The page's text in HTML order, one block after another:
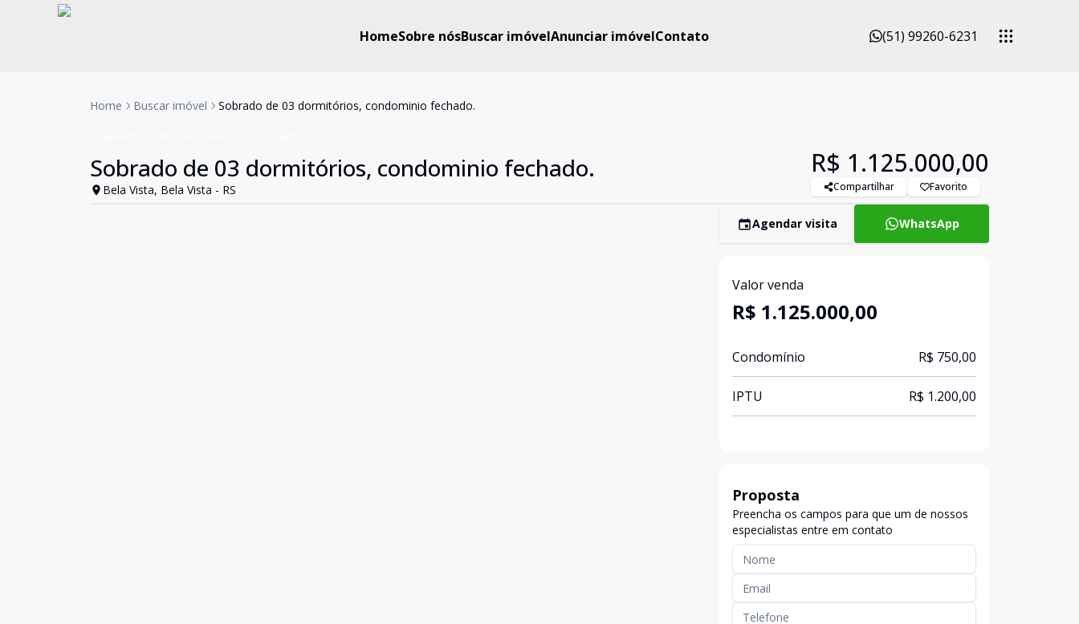
HomeSobre nósBuscar imóvelAnunciar imóvelContato (51) 99260-6231
Home Buscar imóvel Sobrado de 03 dormitórios, condominio fechado.
Sobrado de 03 dormitórios, condominio fechado.
Bela Vista, Bela Vista - RS
R$ 1.125.000,00
Compartilhar Favorito
Agendar visita WhatsApp
Valor venda
R$ 1.125.000,00
Condomínio R$ 750,00
IPTU R$ 1.200,00
Proposta
Preencha os campos para que um de nossos
especialistas entre em contato